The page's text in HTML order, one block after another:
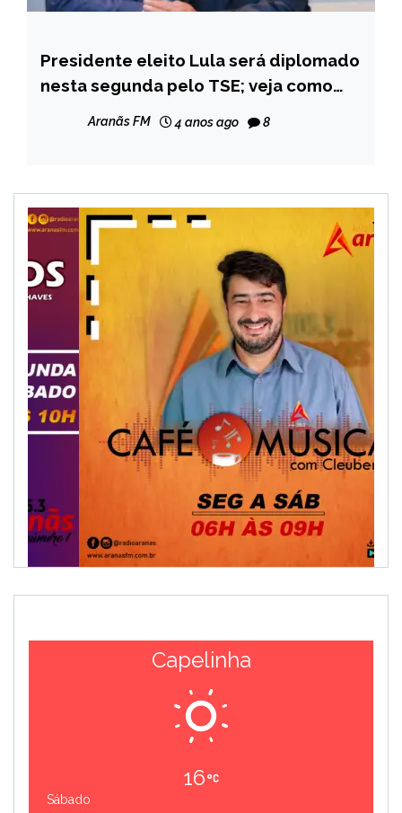
BRASIL
NOTÍCIAS
Presidente eleito Lula será diplomado
nesta segunda pelo TSE; veja como
Aranãs FM 4 anos ago 8
Capelinha
16
Sábado